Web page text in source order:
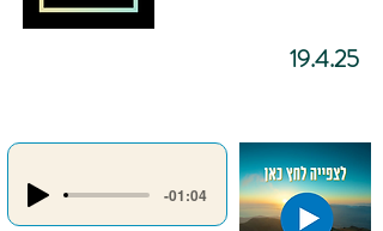
19.4.25
-01:04